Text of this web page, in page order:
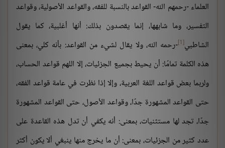
العلماء -رحمهم الله- القواعد بالنسبة للفقه، والقواعد الأصولية، وقواعد
التفسير، وما شابهها، إنما يقصدون بذلك: أنها أغلبية، كما يقول
الشاطبي[1] -رحمه الله، ولا يقال لشيء من القواعد: بأنه كلي، بمعنى
هذه الكلمة تمامًا: أن يحيط بجميع الجزئيات، إلا اللهم قواعد الحساب،
ولربما بعض قواعد اللغة العربية، وإلا إذا نظرت في عامة قواعد الفقه،
حتى القواعد المشهورة جدًا، وقواعد الأصول، حتى القواعد المشهورة
جدًا، تجد لها مستثنيات، بمعنى: أنه يكفي أن تدل هذه القاعدة على
عدد كثير من الجزئيات، بمعنى: أن ما يخرج منها ينبغي ألا يكون أكثر